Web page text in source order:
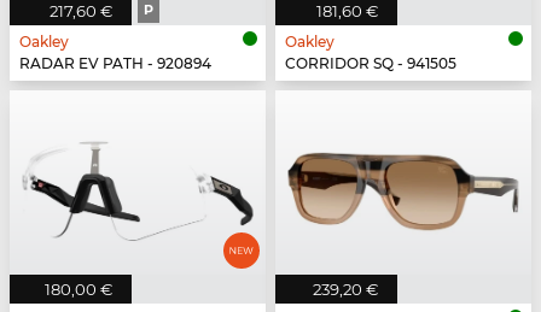
217,60 € P
Oakley
RADAR EV PATH - 920894
181,60 €
Oakley
CORRIDOR SQ - 941505
180,00 € 239,20 €